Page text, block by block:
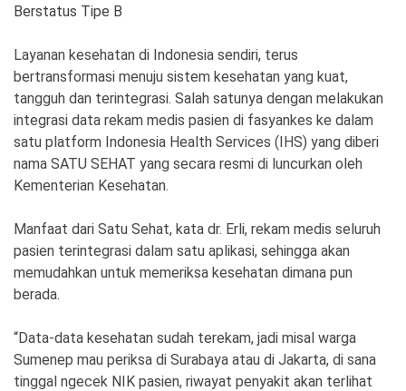
.
Reserve
Berstatus Tipe B
Layanan kesehatan di Indonesia sendiri, terus
bertransformasi menuju sistem kesehatan yang kuat,
tangguh dan terintegrasi. Salah satunya dengan melakukan
integrasi data rekam medis pasien di fasyankes ke dalam
satu platform Indonesia Health Services (IHS) yang diberi
nama SATU SEHAT yang secara resmi di luncurkan oleh
Kementerian Kesehatan.
Manfaat dari Satu Sehat, kata dr. Erli, rekam medis seluruh
pasien terintegrasi dalam satu aplikasi, sehingga akan
memudahkan untuk memeriksa kesehatan dimana pun
berada.
“Data-data kesehatan sudah terekam, jadi misal warga
Sumenep mau periksa di Surabaya atau di Jakarta, di sana
tinggal ngecek NIK pasien, riwayat penyakit akan terlihat